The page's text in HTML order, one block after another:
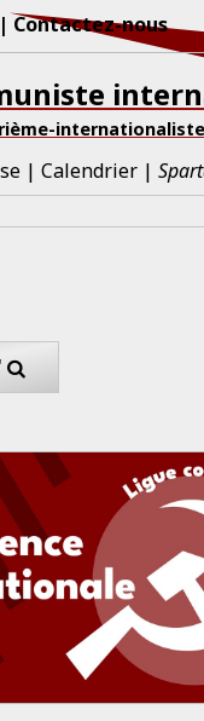
Contactez-nous
Calendrier